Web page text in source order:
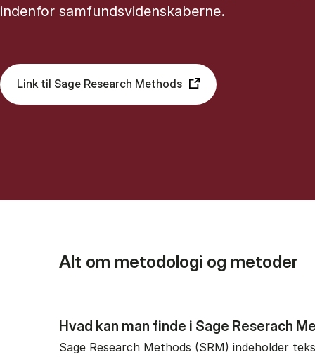
indenfor samfundsvidenskaberne.
Link til Sage Research Methods
Alt om metodologi og metoder
Hvad kan man finde i Sage Reserach
Sage Research Methods (SRM) indeholder